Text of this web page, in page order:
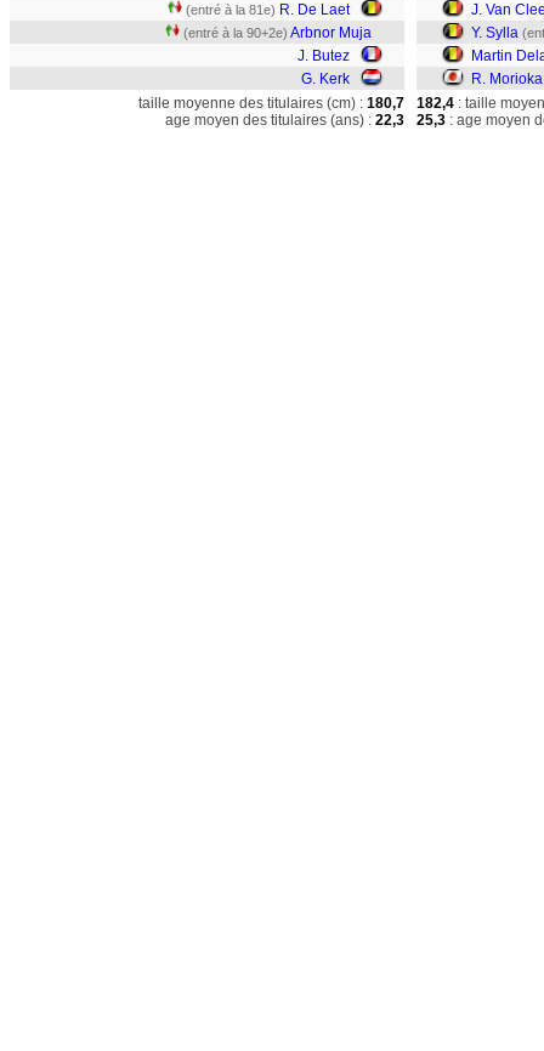
(entré à la 81e) R. De Laet
(entré à la 90+2e) Arbnor Muja
J. Butez
G. Kerk
J. Van
Y. Sylla
Martin
R. Morioka
taille moyenne des titulaires (cm) : 180,7
age moyen des titulaires (ans) : 22,3
182,4 : taille
25,3 : age moyen